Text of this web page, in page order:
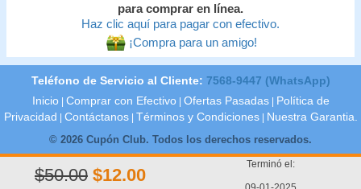
para comprar en línea.
Haz clic aquí para pagar con efectivo.
¡Compra para un amigo!
$50.00 $12.00
Terminó el:
Teléfono de Servicio al Cliente: 7568-9447 (WhatsApp)
Inicio Comprar con Efectivo Ofertas Pasadas
Política de
Privacidad
Contáctanos Términos y Condiciones
Nuestra Garantia.
© 2026 Cupón Club. Todos los derechos reservados.